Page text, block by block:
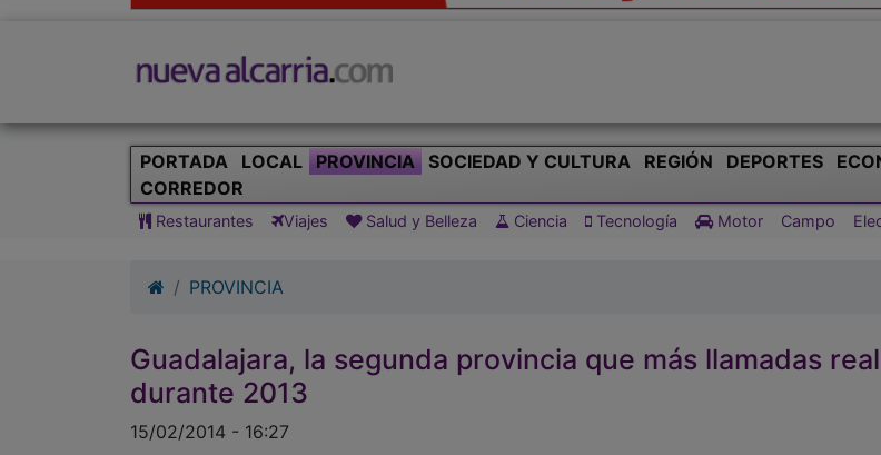
PORTADA LOCAL PROVINCIA SOCIEDAD Y CULTURA REGIÓN DEPORTES
CORREDOR
Restaurantes Viajes Salud y Belleza Ciencia Tecnología Motor Campo
PROVINCIA
Guadalajara, la segunda provincia que más llamadas
durante 2013
15/02/2014 - 16:27